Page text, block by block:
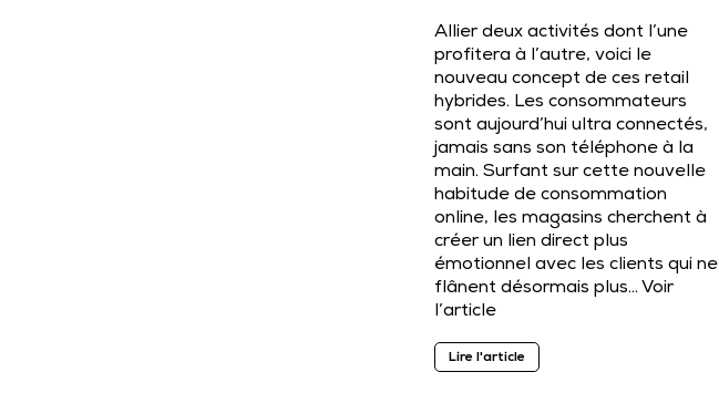
Allier deux activités dont l’une
profitera à l’autre, voici le
nouveau concept de ces retail
hybrides. Les consommateurs
sont aujourd’hui ultra connectés,
jamais sans son téléphone à la
main. Surfant sur cette nouvelle
habitude de consommation
online, les magasins cherchent à
créer un lien direct plus
émotionnel avec les clients qui ne
flânent désormais plus… Voir
l’article
Lire l'article